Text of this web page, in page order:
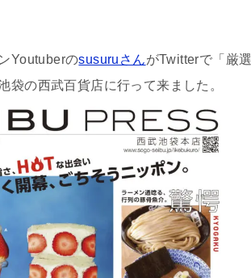
YoutuberのsusuruさんがTwitterで「厳
袋の西武百貨店に行って来ました。